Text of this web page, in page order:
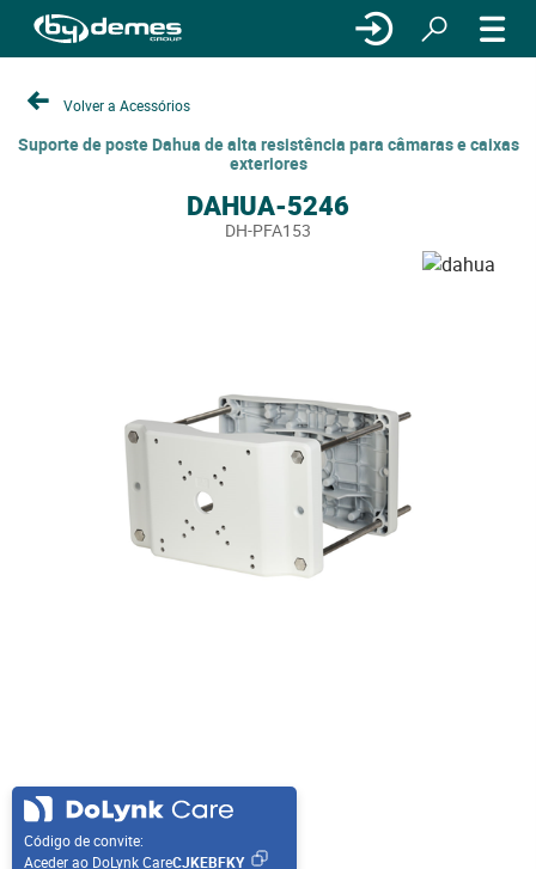
Volver a Acessórios
Suporte de poste Dahua de alta resistência para câmaras e caixas
exteriores
DAHUA-5246
DH-PFA153
Código de convite:
Aceder ao DoLynk CareCJKEBFKY